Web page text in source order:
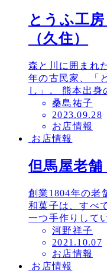
とうふ工
（久住）
森と川に囲まれ
年の古民家、「
し」。 熊本出
桑島祐子
投
稿
日
2023.09.28
お店情報
お店情報
但馬屋老
創業1804年の老
和菓子は、すべ
一つ手作りして
河野祥子
投
稿
日
2021.10.07
お店情報
お店情報